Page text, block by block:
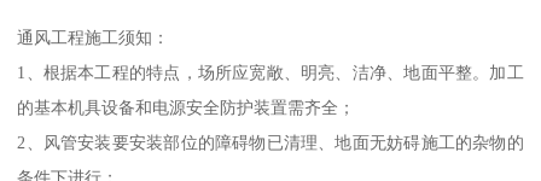
通风工程施工须知：
1、根据本工程的特点，场所应宽敞、明亮、洁净、地面平整。加工
的基本机具设备和电源安全防护装置需齐全；
2、风管安装要安装部位的障碍物已清理、地面无妨碍施工的杂物的